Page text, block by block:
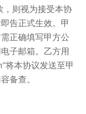
，则视为接受本协
告正式生效。甲
正确填写甲方公
子邮箱。乙方用
将本协议发送至甲
备查。